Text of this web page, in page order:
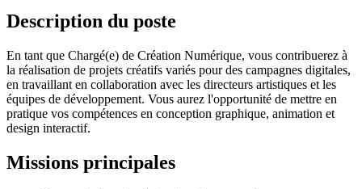
Description du poste
En tant que Chargé(e) de Création Numérique, vous contribuerez à
la réalisation de projets créatifs variés pour des campagnes digitales,
en travaillant en collaboration avec les directeurs artistiques et les
équipes de développement. Vous aurez l'opportunité de mettre en
pratique vos compétences en conception graphique, animation et
design interactif.
Missions principales